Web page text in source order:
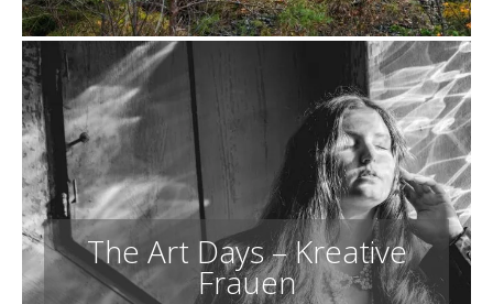
The Art Days – Kreative
Frauen